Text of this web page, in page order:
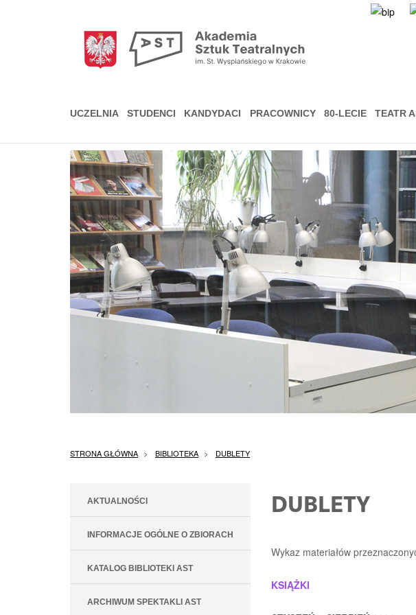
UCZELNIA STUDENCI KANDYDACI PRACOWNICY 80-LECIE TEATR
STRONA GŁÓWNA BIBLIOTEKA DUBLETY
AKTUALNOŚCI
INFORMACJE OGÓLNE O ZBIORACH
KATALOG BIBLIOTEKI AST
ARCHIWUM SPEKTAKLI AST
DUBLETY
Wykaz materiałów
KSIĄŻKI